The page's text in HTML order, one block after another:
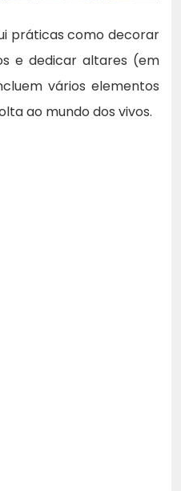
práticas como decorar
e dedicar altares (em
vários elementos
ao mundo dos vivos.